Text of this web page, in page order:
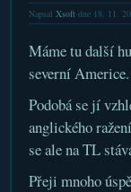
Napsal Xsoftdne 18. 11.
Máme tu další
severní
Podobá se jí
anglického
se ale na TL
Přeji mnoho